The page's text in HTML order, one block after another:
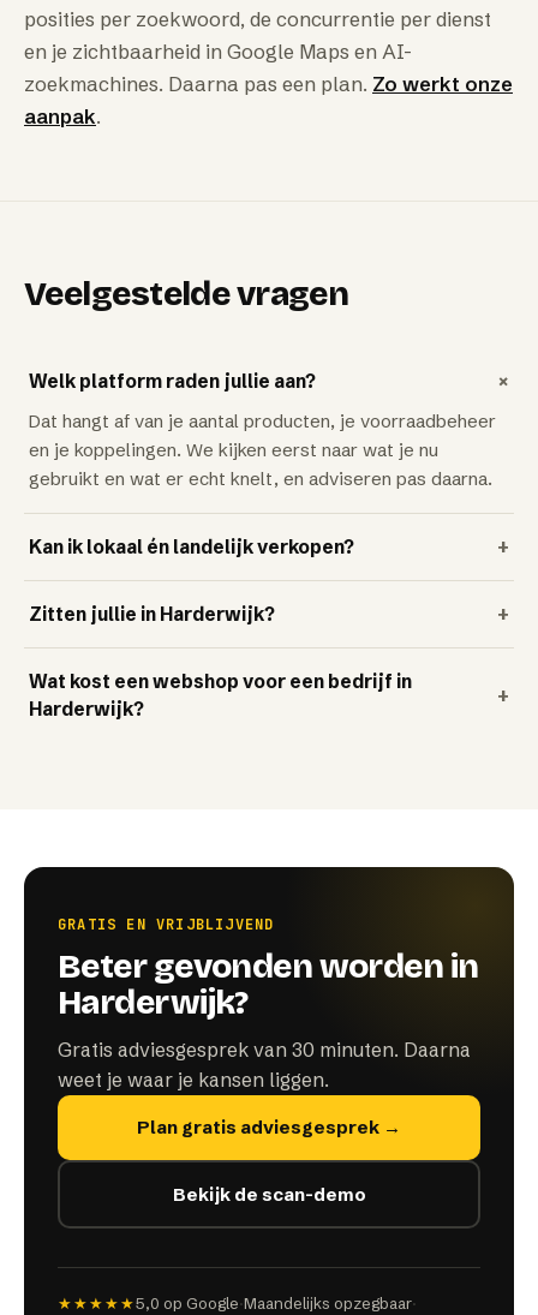
posities per zoekwoord, de concurrentie per dienst
en je zichtbaarheid in Google Maps en AI-
zoekmachines. Daarna pas een plan. Zo werkt onze
aanpak.
Veelgestelde vragen
Welk platform raden jullie aan? +
Dat hangt af van je aantal producten, je voorraadbeheer
en je koppelingen. We kijken eerst naar wat je nu
gebruikt en wat er echt knelt, en adviseren pas daarna.
Kan ik lokaal én landelijk verkopen? +
Zitten jullie in Harderwijk? +
Wat kost een webshop voor een bedrijf in
Harderwijk?
+
GRATIS EN VRIJBLIJVEND
Beter gevonden worden in
Harderwijk?
Gratis adviesgesprek van 30 minuten. Daarna
weet je waar je kansen liggen.
Plan gratis adviesgesprek →
Bekijk de scan-demo
★★★★★5,0 op Google·Maandelijks opzegbaar·